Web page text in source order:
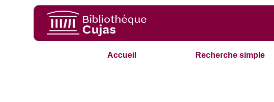
Accueil Recherche simple